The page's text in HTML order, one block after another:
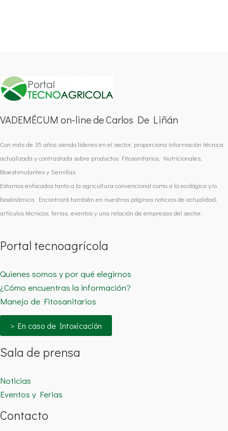
VADEMÉCUM on-line de Carlos De Liñán
Con más de 35 años siendo líderes en el sector, proporciona información técnica
actualizada y contrastada sobre productos Fitosanitarios, Nutricionales,
Bioestimulantes y Semillas.
Estamos enfocados tanto a la agricultura convencional como a la ecológica y/o
biodinámica. Encontrará también en nuestras páginas noticias de actualidad,
artículos técnicos, ferias, eventos y una relación de empresas del sector.
Portal tecnoagrícola
Quienes somos y por qué elegirnos
¿Cómo encuentras la información?
Manejo de Fitosanitarios
> En caso de Intoxicación
Sala de prensa
Noticias
Eventos y Ferias
Contacto